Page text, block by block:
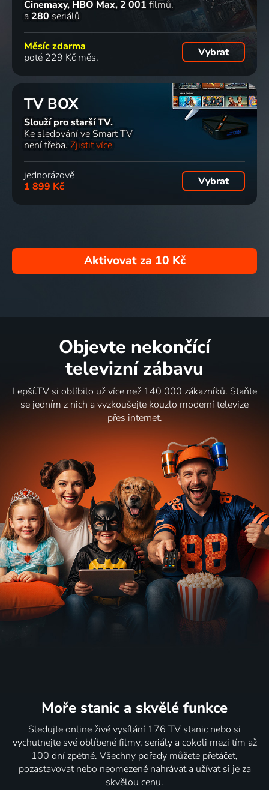
Cinemaxy, HBO Max 2 001 filmů
a 280 seriálů
Měsíc zdarma
poté 229 Kč měs.
Vybrat
TV BOX
Slouží pro starší TV.
Ke sledování ve Smart TV
není třeba. Zjistit více
jednorázově
1 899 Kč
Vybrat
Aktivovat za 10 Kč
Objevte nekončící
televizní zábavu
Lepší.TV si oblíbilo už více než 140 000 zákazníků. Staňte
se jedním z nich a vyzkoušejte kouzlo moderní televize
přes internet.
Moře stanic a skvělé funkce
Sledujte online živé vysílání 176 TV stanic nebo si
vychutnejte své oblíbené filmy, seriály a cokoli mezi tím až
100 dní zpětně. Všechny pořady můžete přetáčet,
pozastavovat nebo neomezeně nahrávat a užívat si je za
skvělou cenu.